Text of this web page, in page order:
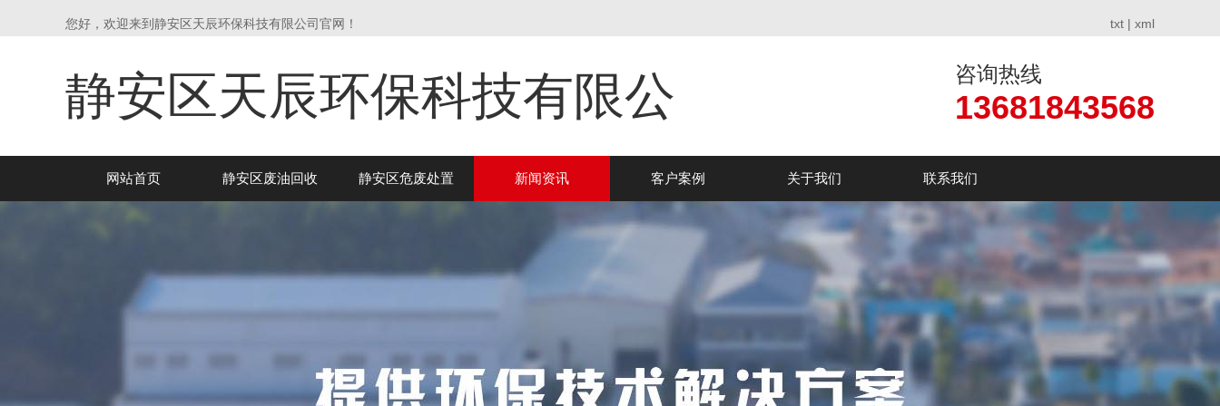
您好，欢迎来到静安区天辰环保科技有限公司官网！ txt | xml
静安区天辰环保科技有限公
司
咨询热线
13681843568
网站首页 静安区废油回收 静安区危废处置 新闻资讯 客户案例 关于我们 联系我们